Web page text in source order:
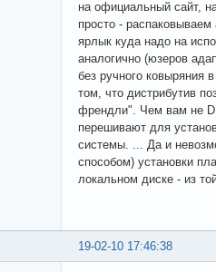
на официальный сайт,
просто -
ярлык куда надо на
аналогично (юзеров
без ручного ковыряния
том, что дистрибутив
френдли". Чем вам не
перешивают для
системы. ... Да и
способом) установки
локальном диске - из
19-02-10 17:46:38